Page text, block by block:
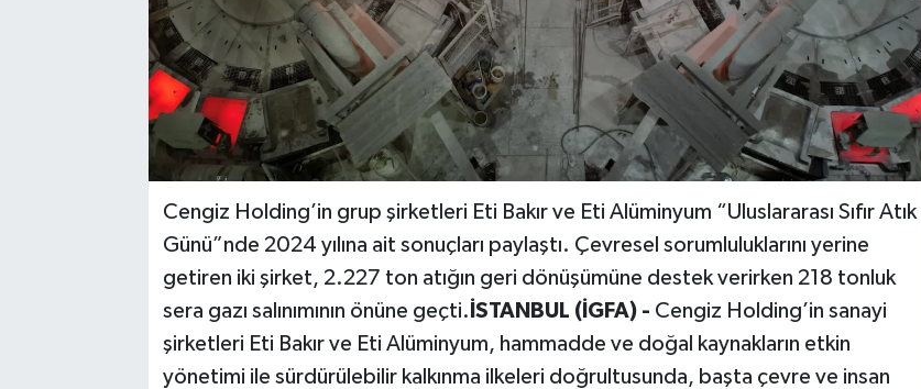
Cengiz Holding’in grup şirketleri Eti Bakır ve Eti Alüminyum “Uluslararası Sıfır Atık
Günü”nde 2024 yılına ait sonuçları paylaştı. Çevresel sorumluluklarını yerine
getiren iki şirket, 2.227 ton atığın geri dönüşümüne destek verirken 218 tonluk
sera gazı salınımının önüne geçti. İSTANBUL (İGFA) - Cengiz Holding’in sanayi
şirketleri Eti Bakır ve Eti Alüminyum, hammadde ve doğal kaynakların etkin
yönetimi ile sürdürülebilir kalkınma ilkeleri doğrultusunda, başta çevre ve insan